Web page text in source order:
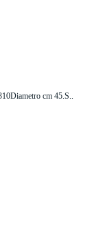
cm 45.S..